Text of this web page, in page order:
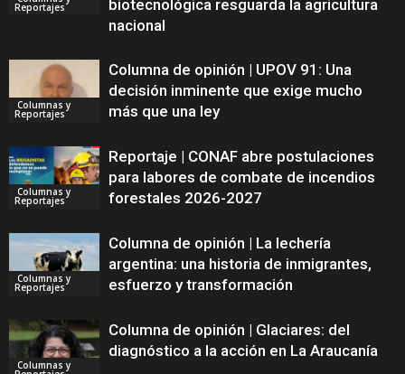
Reportajes
biotecnológica resguarda la agricultura
nacional
Columnas y
Reportajes
Columna de opinión | UPOV 91: Una
decisión inminente que exige mucho
más que una ley
Columnas y
Reportajes
Reportaje | CONAF abre postulaciones
para labores de combate de incendios
forestales 2026-2027
Columnas y
Reportajes
Columna de opinión | La lechería
argentina: una historia de inmigrantes,
esfuerzo y transformación
Columnas y
Columna de opinión | Glaciares: del
diagnóstico a la acción en La Araucanía